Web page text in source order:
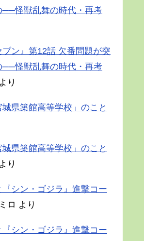
──怪獣乱舞の時代・再考
ブン』第12話 欠番問題が突
──怪獣乱舞の時代・再考
り
県築館高等学校」のこと
県築館高等学校」のこと
より
『シン・ゴジラ』進撃コー
ミロ より
『シン・ゴジラ』進撃コー